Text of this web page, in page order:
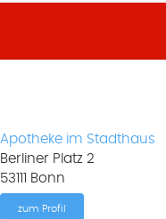
Apotheke im Stadthaus
Berliner Platz 2
53111 Bonn
zum Profil